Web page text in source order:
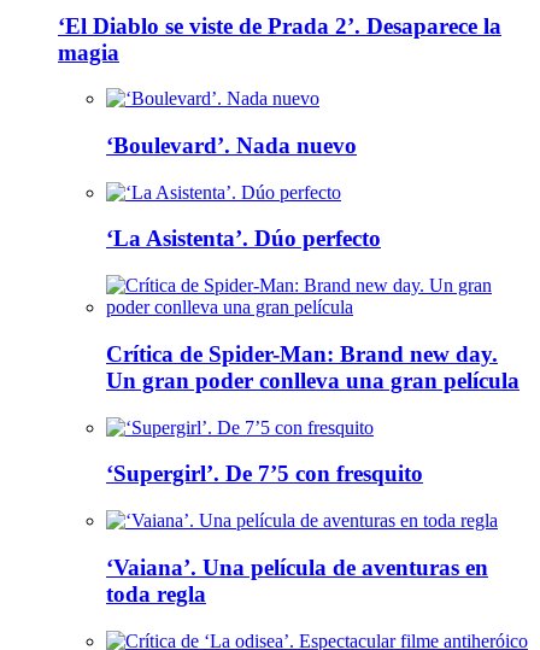
‘El Diablo se viste de Prada 2’. Desaparece la
magia
‘Boulevard’. Nada nuevo
‘La Asistenta’. Dúo perfecto
Crítica de Spider-Man: Brand new day.
Un gran poder conlleva una gran película
‘Supergirl’. De 7’5 con fresquito
‘Vaiana’. Una película de aventuras en
toda regla